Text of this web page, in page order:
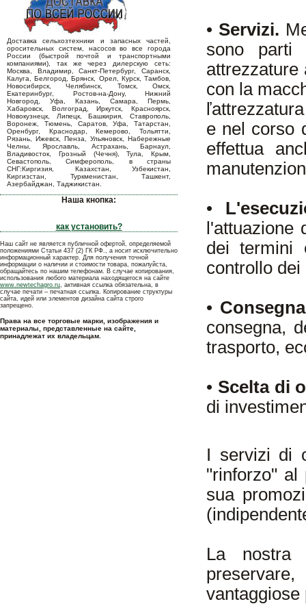
Доставка сельхозтехники и запасных частей,
оросительных систем, насосов во все города
России (быстрой почтой и транспортными
компаниями), так же через дилерскую сеть:
Москва, Владимир, Санкт-Петербург, Саранск,
Калуга, Белгород, Брянск, Орел, Курск, Тамбов,
Новосибирск, Челябинск, Томск, Омск,
Екатеринбург, Ростов-на-Дону, Нижний
Новгород, Уфа, Казань, Самара, Пермь,
Хабаровск, Волгоград, Иркутск, Красноярск,
Новокузнецк, Липецк, Башкирия, Ставрополь,
Воронеж, Тюмень, Саратов, Уфа, Татарстан,
Оренбург, Краснодар, Кемерово, Тольятти,
Рязань, Ижевск, Пенза, Ульяновск, Набережные
Челны, Ярославль, Астрахань, Барнаул,
Владивосток, Грозный (Чечня), Тула, Крым,
Севастополь, Симферополь, в страны
СНГ:Киргизия, Казахстан, Узбекистан,
Киргизстан, Туркменистан, Ташкент,
Азербайджан, Таджикистан.
Наша кнопка:
как установить?
Наш сайт не является публичной офертой, определяемой
положениями Статьи 437 (2) ГК РФ., а носит исключительно
информационный характер. Для получения точной
информации о наличии и стоимости товара, пожалуйста,
обращайтесь по нашим телефонам. В случае копирования,
использования любого материала находящегося на сайте
www.newtechagro.ru, активная ссылка обязательна, в
случае печати – печатная ссылка. Копирование структуры
сайта, идей или элементов дизайна сайта строго
запрещено.
Права на все торговые марки, изображения и
материалы, представленные на сайте,
принадлежат их владельцам.
• Servizi.
sono parti
attrezzature
con la
e nel corso
effettua
•
dei termini
controllo
•
consegna,
trasporto,
• Scelta di
di
I servizi di
"rinforzo" al
sua
La nostra
vantaggiose